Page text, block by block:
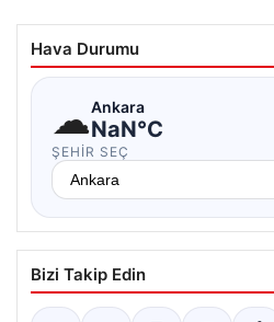
Hava Durumu
☁Ankara
NaN°C
ŞEHIR SEÇ
Bizi Takip Edin